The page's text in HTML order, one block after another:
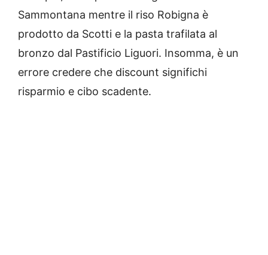
Sammontana mentre il riso Robigna è
prodotto da Scotti e la pasta trafilata al
bronzo dal Pastificio Liguori. Insomma, è un
errore credere che discount significhi
risparmio e cibo scadente.